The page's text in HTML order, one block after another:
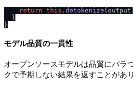
return this . detokenize
  }
モデル品質の一貫性
オープンソースモデルは品質にバラ
クで予期しない結果を返すことがあり